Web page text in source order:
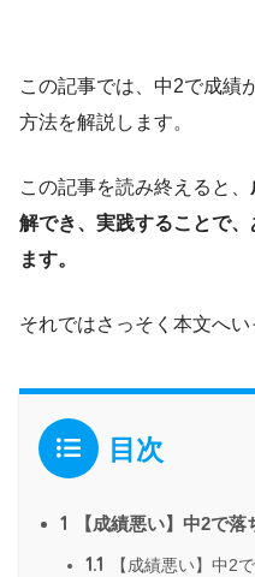
この記事では、中2で成績
方法を解説します。
この記事を読み終えると、
解でき、実践することで
ます。
それではさっそく本文へい
目次
1 【成績悪い】中2で落
1.1
【成績悪い】中2